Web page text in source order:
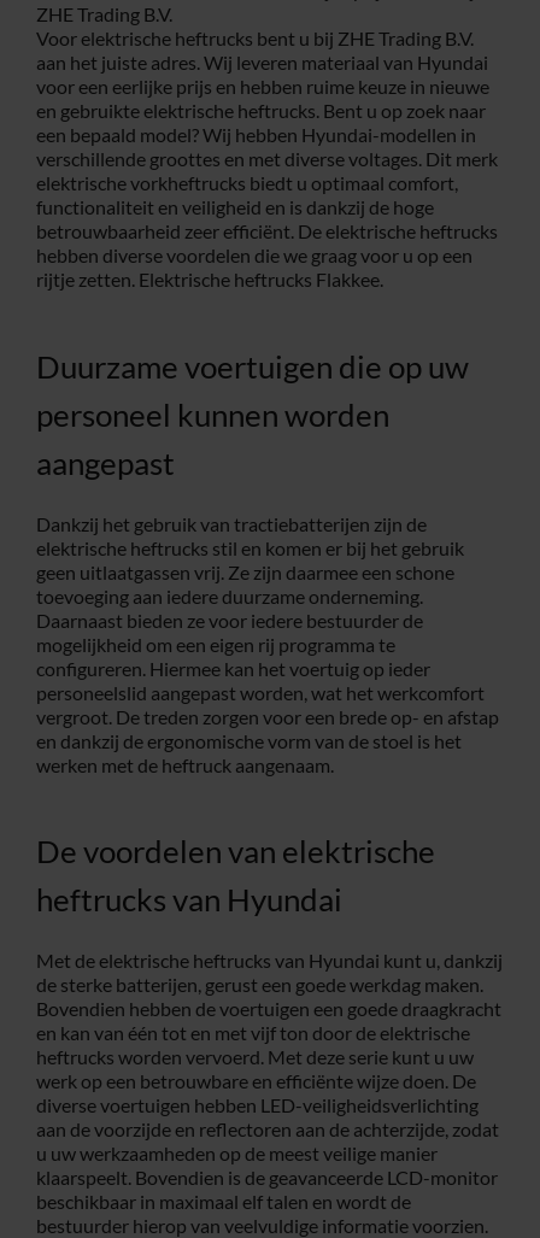
Services
Contact
ZHE Trading B.V.
Voor elektrische heftrucks bent u bij ZHE Trading B.V.
aan het juiste adres. Wij leveren materiaal van Hyundai
voor een eerlijke prijs en hebben ruime keuze in nieuwe
en gebruikte elektrische heftrucks. Bent u op zoek naar
een bepaald model? Wij hebben Hyundai-modellen in
verschillende groottes en met diverse voltages. Dit merk
elektrische vorkheftrucks biedt u optimaal comfort,
functionaliteit en veiligheid en is dankzij de hoge
betrouwbaarheid zeer efficiënt. De elektrische heftrucks
hebben diverse voordelen die we graag voor u op een
rijtje zetten. Elektrische heftrucks Flakkee.
Duurzame voertuigen die op uw
personeel kunnen worden
aangepast
Dankzij het gebruik van tractiebatterijen zijn de
elektrische heftrucks stil en komen er bij het gebruik
geen uitlaatgassen vrij. Ze zijn daarmee een schone
toevoeging aan iedere duurzame onderneming.
Daarnaast bieden ze voor iedere bestuurder de
mogelijkheid om een eigen rij programma te
configureren. Hiermee kan het voertuig op ieder
personeelslid aangepast worden, wat het werkcomfort
vergroot. De treden zorgen voor een brede op- en afstap
en dankzij de ergonomische vorm van de stoel is het
werken met de heftruck aangenaam.
De voordelen van elektrische
heftrucks van Hyundai
Met de elektrische heftrucks van Hyundai kunt u, dankzij
de sterke batterijen, gerust een goede werkdag maken.
Bovendien hebben de voertuigen een goede draagkracht
en kan van één tot en met vijf ton door de elektrische
heftrucks worden vervoerd. Met deze serie kunt u uw
werk op een betrouwbare en efficiënte wijze doen. De
diverse voertuigen hebben LED-veiligheidsverlichting
aan de voorzijde en reflectoren aan de achterzijde, zodat
u uw werkzaamheden op de meest veilige manier
klaarspeelt. Bovendien is de geavanceerde LCD-monitor
beschikbaar in maximaal elf talen en wordt de
bestuurder hierop van veelvuldige informatie voorzien.